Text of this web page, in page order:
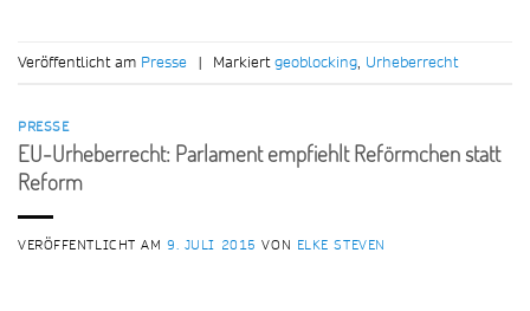
Veröffentlicht am Presse | Markiertgeoblocking, Urheberrecht
PRESSE
EU-Urheberrecht: Parlament empfiehlt Reförmchen statt
Reform
VERÖFFENTLICHT AM9. JULI 2015 VON ELKE STEVEN